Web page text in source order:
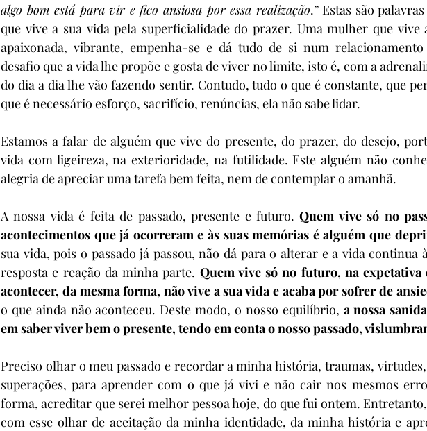
algo bom está para vir e fico ansiosa por essa realização.” Estas são
que vive a sua vida pela superficialidade do prazer. Uma mulher que vive
apaixonada, vibrante, empenha-se e dá tudo de si num
desafio que a vida lhe propõe e gosta de viver no limite, isto é, com a
do dia a dia lhe vão fazendo sentir. Contudo, tudo o que é constante, que
que é necessário esforço, sacrifício, renúncias, ela não sabe lidar.
Estamos a falar de alguém que vive do presente, do prazer, do desejo,
vida com ligeireza, na exterioridade, na futilidade. Este alguém não
alegria de apreciar uma tarefa bem feita, nem de contemplar o amanhã.
A nossa vida é feita de passado, presente e futuro. Quem vive só no
acontecimentos que já ocorreram e às suas memórias é alguém que
sua vida, pois o passado já passou, não dá para o alterar e a vida continua
resposta e reação da minha parte. Quem vive só no futuro, na expetativa
acontecer, da mesma forma, não vive a sua vida e acaba por sofrer de
o que ainda não aconteceu. Deste modo, o nosso equilíbrio, a nossa
em saber viver bem o presente, tendo em conta o nosso passado,
Preciso olhar o meu passado e recordar a minha história, traumas,
superações, para aprender com o que já vivi e não cair nos mesmos
forma, acreditar que serei melhor pessoa hoje, do que fui ontem.
com esse olhar de aceitação da minha identidade, da minha história e